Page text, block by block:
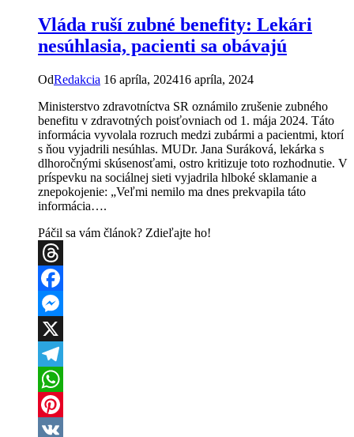
Vláda ruší zubné benefity: Lekári
nesúhlasia, pacienti sa obávajú
OdRedakcia 16 apríla, 202416 apríla, 2024
Ministerstvo zdravotníctva SR oznámilo zrušenie zubného
benefitu v zdravotných poisťovniach od 1. mája 2024. Táto
informácia vyvolala rozruch medzi zubármi a pacientmi, ktorí
s ňou vyjadrili nesúhlas. MUDr. Jana Suráková, lekárka s
dlhoročnými skúsenosťami, ostro kritizuje toto rozhodnutie. V
príspevku na sociálnej sieti vyjadrila hlboké sklamanie a
znepokojenie: „Veľmi nemilo ma dnes prekvapila táto
informácia….
Páčil sa vám článok? Zdieľajte ho!
Threads
Facebook
Messenger
X
Telegram
WhatsApp
Pinterest